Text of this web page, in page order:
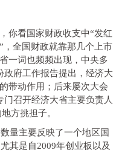
你看国家财政收支中“发红
全国财政就靠那几个上市
一词也频频出现，中央多
政府工作报告提出，经济大
带动作用；后来屡次大会
召开经济大省主要负责人
方挑担子。
量主要反映了一个地区国
其是自2009年创业板以及